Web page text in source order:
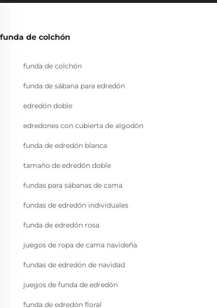
funda de colchón
funda de colchón
funda de sábana para edredón
edredón doble
edredones con cubierta de algodón
funda de edredón blanca
tamaño de edredón doble
fundas para sábanas de cama
fundas de edredón individuales
funda de edredón rosa
juegos de ropa de cama navideña
fundas de edredón de navidad
juegos de funda de edredón
funda de edredón floral